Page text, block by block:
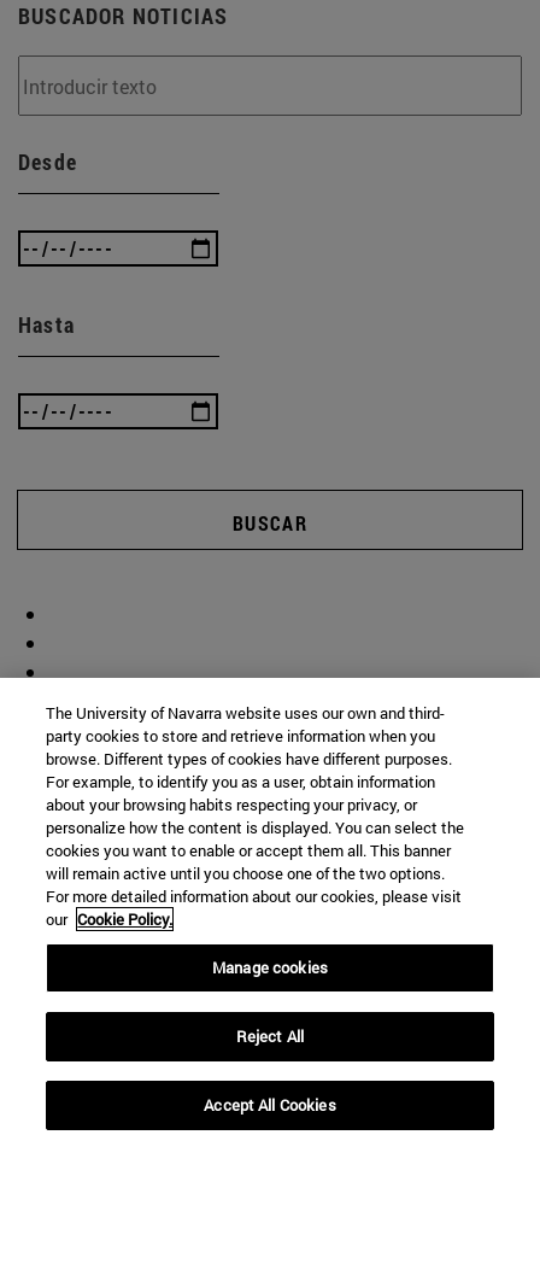
BUSCADOR NOTICIAS
Desde
Hasta
BUSCAR
Biblioteca(abre en nueva ventana)
The University of Navarra website uses our own and third-
party cookies to store and retrieve information when you
browse. Different types of cookies have different purposes.
For example, to identify you as a user, obtain information
about your browsing habits respecting your privacy, or
personalize how the content is displayed. You can select the
cookies you want to enable or accept them all. This banner
will remain active until you choose one of the two options.
For more detailed information about our cookies, please visit
our Cookie Policy.
Manage cookies
Reject All
Accept All Cookies